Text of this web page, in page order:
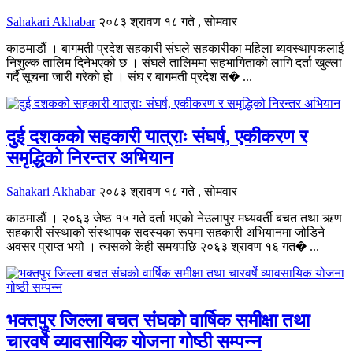
Sahakari Akhabar २०८३ श्रावण १८ गते , सोमवार
काठमाडौं । बागमती प्रदेश सहकारी संघले सहकारीका महिला ब्यवस्थापकलाई
निशुल्क तालिम दिनेभएको छ । संघले तालिममा सहभागिताको लागि दर्ता खुल्ला
गर्दै सूचना जारी गरेको हो । संघ र बागमती प्रदेश स� ...
दुई दशकको सहकारी यात्राः संघर्ष, एकीकरण र
समृद्धिको निरन्तर अभियान
Sahakari Akhabar २०८३ श्रावण १८ गते , सोमवार
काठमाडौं । २०६३ जेष्ठ १५ गते दर्ता भएको नेउलापुर मध्यवर्ती बचत तथा ऋण
सहकारी संस्थाको संस्थापक सदस्यका रूपमा सहकारी अभियानमा जोडिने
अवसर प्राप्त भयो । त्यसको केही समयपछि २०६३ श्रावण १६ गत� ...
भक्तपुर जिल्ला बचत संघको वार्षिक समीक्षा तथा
चारवर्षे व्यावसायिक योजना गोष्ठी सम्पन्न